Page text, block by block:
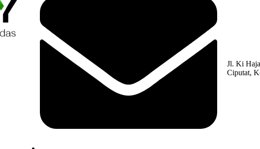
Jl. Ki
Ciputat,